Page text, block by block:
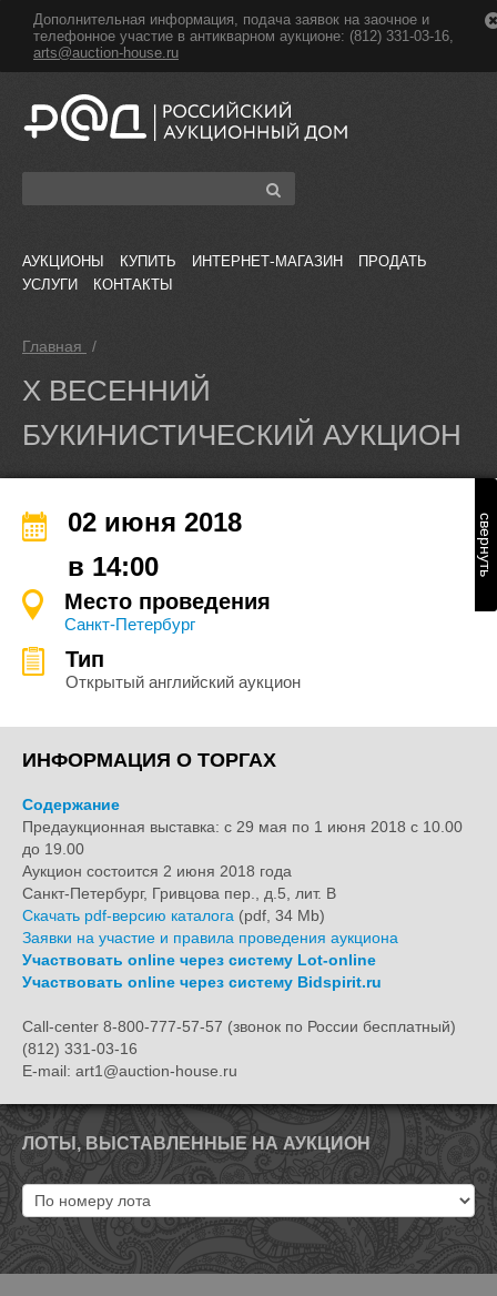
Дополнительная информация, подача заявок на заочное и
телефонное участие в антикварном аукционе: (812) 331-03-16,
arts@auction-house.ru
АУКЦИОНЫ КУПИТЬ ИНТЕРНЕТ-МАГАЗИН
ПРОДАТЬ
УСЛУГИ
КОНТАКТЫ
Главная /
X ВЕСЕННИЙ
БУКИНИСТИЧЕСКИЙ АУКЦИОН
свернуть
02 июня 2018
в 14:00
Место проведения
Санкт-Петербург
Тип
Открытый английский аукцион
ИНФОРМАЦИЯ О ТОРГАХ
Содержание
Предаукционная выставка: с 29 мая по 1 июня 2018 с 10.00
до 19.00
Аукцион состоится 2 июня 2018 года
Санкт-Петербург, Гривцова пер., д.5, лит. B
Скачать pdf-версию каталога (pdf, 34 Mb)
Заявки на участие и правила проведения аукциона
Участвовать online через систему Lot-online
Участвовать online через систему Bidspirit.ru
Call-center 8-800-777-57-57 (звонок по России бесплатный)
(812) 331-03-16
E-mail: art1@auction-house.ru
ЛОТЫ, ВЫСТАВЛЕННЫЕ НА АУКЦИОН